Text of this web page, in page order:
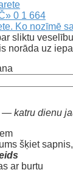
0 1 664
Ko nozīmē
sliktu
norāda uz
— katru dienu
šķiet
ar burtu